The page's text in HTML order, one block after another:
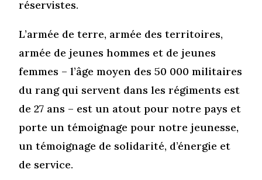
réservistes.
L’armée de terre, armée des territoires,
armée de jeunes hommes et de jeunes
femmes – l’âge moyen des 50 000 militaires
du rang qui servent dans les régiments est
de 27 ans – est un atout pour notre pays et
porte un témoignage pour notre jeunesse,
un témoignage de solidarité, d’énergie et
de service.